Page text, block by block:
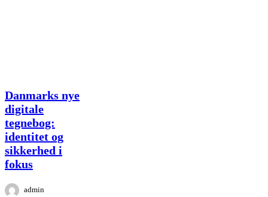
Danmarks
nye
digitale
tegnebog:
identitet
og
sikkerhed
i
Danmarks nye
digitale
tegnebog:
identitet og
sikkerhed i
fokus
admin